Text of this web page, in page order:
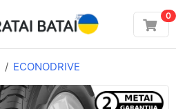
0
ECONODRIVE